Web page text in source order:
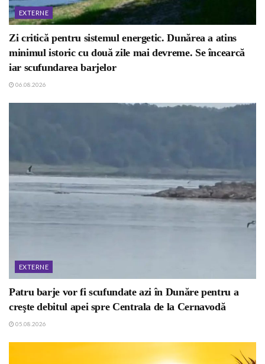
EXTERNE
Zi critică pentru sistemul energetic. Dunărea a atins
minimul istoric cu două zile mai devreme. Se încearcă
iar scufundarea barjelor
06.08.2026
EXTERNE
Patru barje vor fi scufundate azi în Dunăre pentru a
creşte debitul apei spre Centrala de la Cernavodă
05.08.2026